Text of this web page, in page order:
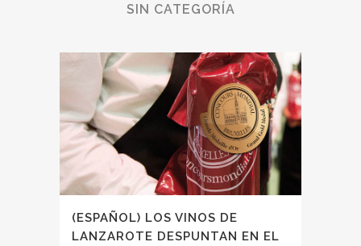
SIN CATEGORÍA
(ESPAÑOL) LOS VINOS DE
LANZAROTE DESPUNTAN EN EL